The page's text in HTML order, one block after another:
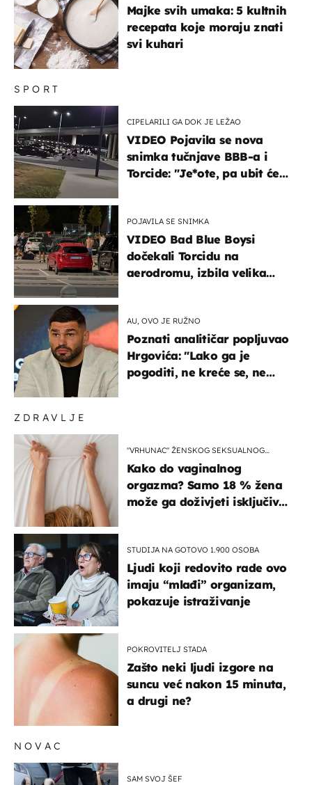
ZDRAVLJE
"VRHUNAC" ŽENSKOG SEKSUALNOG
Kako do vaginalnog
orgazma? Samo 18 % žena
može ga doživjeti isključivo
STUDIJA NA GOTOVO 1.900 OSOBA
Ljudi koji redovito rade ovo
imaju “mlađi” organizam,
pokazuje istraživanje
POKROVITELJ STADA
Zašto neki ljudi izgore na
suncu već nakon 15 minuta,
a drugi ne?
SPORT
CIPELARILI GA DOK JE LEŽAO
VIDEO Pojavila se nova
snimka tučnjave BBB-a i
Torcide: "Je*ote, pa ubit će
POJAVILA SE SNIMKA
VIDEO Bad Blue Boysi
dočekali Torcidu na
aerodromu, izbila velika
AU, OVO JE RUŽNO
Poznati analitičar popljuvao
Hrgovića: "Lako ga je
pogoditi, ne kreće se, ne
Majke svih umaka: 5 kultnih
recepata koje moraju znati
svi kuhari
NOVAC
SAM SVOJ ŠEF